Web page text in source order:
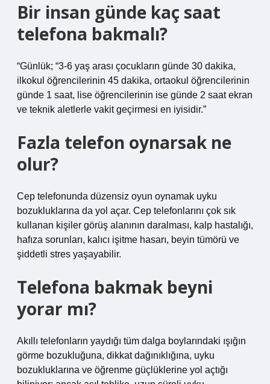
Bir insan günde kaç saat
telefona bakmalı?
“Günlük; “3-6 yaş arası çocukların günde 30 dakika,
ilkokul öğrencilerinin 45 dakika, ortaokul öğrencilerinin
günde 1 saat, lise öğrencilerinin ise günde 2 saat ekran
ve teknik aletlerle vakit geçirmesi en iyisidir.”
Fazla telefon oynarsak ne
olur?
Cep telefonunda düzensiz oyun oynamak uyku
bozukluklarına da yol açar. Cep telefonlarını çok sık
kullanan kişiler görüş alanının daralması, kalp hastalığı,
hafıza sorunları, kalıcı işitme hasarı, beyin tümörü ve
şiddetli stres yaşayabilir.
Telefona bakmak beyni
yorar mı?
Akıllı telefonların yaydığı tüm dalga boylarındaki ışığın
görme bozukluğuna, dikkat dağınıklığına, uyku
bozukluklarına ve öğrenme güçlüklerine yol açtığı